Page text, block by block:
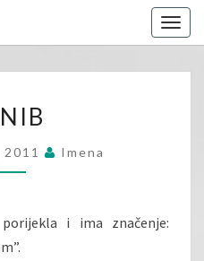
Imena
i ima značenje: